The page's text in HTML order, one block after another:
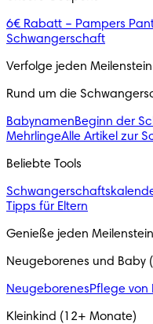
6€ Rabatt – Pampers
Schwangerschaft
Verfolge jeden
Rund um die
BabynamenBeginn der
MehrlingeAlle Artikel zur
Beliebte Tools
Tipps für Eltern
Genieße jeden
Neugeborenes und Baby
NeugeborenesPflege von
Kleinkind (12+ Monate)